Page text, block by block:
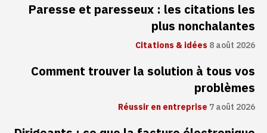
Paresse et paresseux : les citations les
plus nonchalantes
Citations & idées8 août 2026
Comment trouver la solution à tous vos
problèmes
Réussir en entreprise 7 août 2026